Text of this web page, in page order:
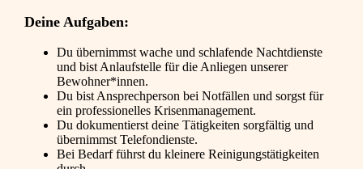
Deine Aufgaben:
Du übernimmst wache und schlafende Nachtdienste
und bist Anlaufstelle für die Anliegen unserer
Bewohner*innen.
Du bist Ansprechperson bei Notfällen und sorgst für
ein professionelles Krisenmanagement.
Du dokumentierst deine Tätigkeiten sorgfältig und
übernimmst Telefondienste.
Bei Bedarf führst du kleinere Reinigungstätigkeiten